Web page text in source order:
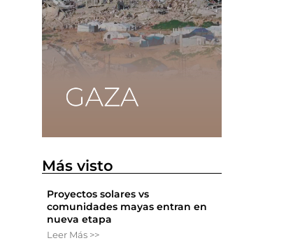
Más visto
Proyectos solares vs
comunidades mayas entran en
nueva etapa
Leer Más >>